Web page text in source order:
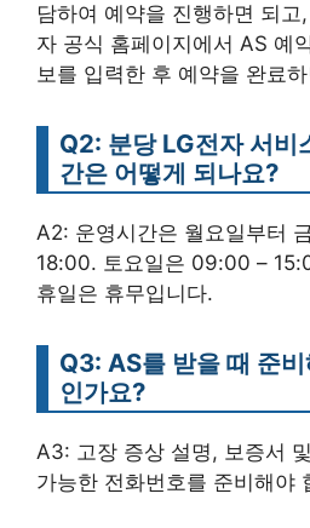
담하여 예약을 진행하면 되
자 공식 홈페이지에서 AS 예
보를 입력한 후 예약을 완료
Q2: 분당 LG전자 서비
간은 어떻게 되나요?
A2: 운영시간은 월요일부터
18:00. 토요일은 09:00 –
휴일은 휴무입니다.
Q3: AS를 받을 때 준
인가요?
A3: 고장 증상 설명, 보증서
가능한 전화번호를 준비해야